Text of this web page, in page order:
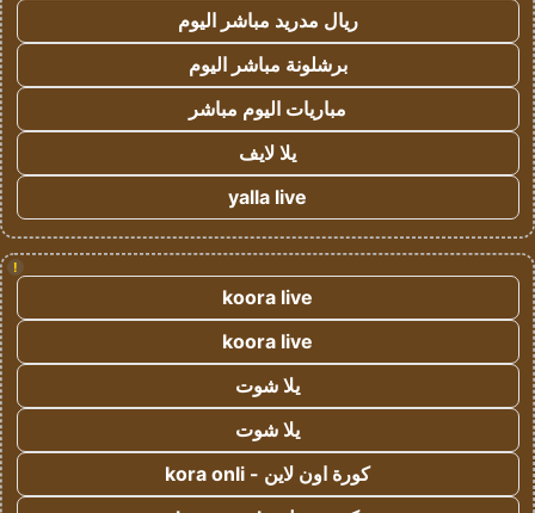
ريال مدريد مباشر اليوم
برشلونة مباشر اليوم
مباريات اليوم مباشر
يلا لايف
yalla live
!
koora live
koora live
يلا شوت
يلا شوت
كورة اون لاين - kora onli